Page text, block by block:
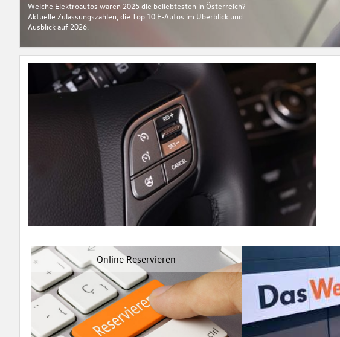
Welche Elektroautos waren 2025 die beliebtesten in Österreich? –
Aktuelle Zulassungszahlen, die Top 10 E-Autos im Überblick und
Ausblick auf 2026.
Online Reservieren